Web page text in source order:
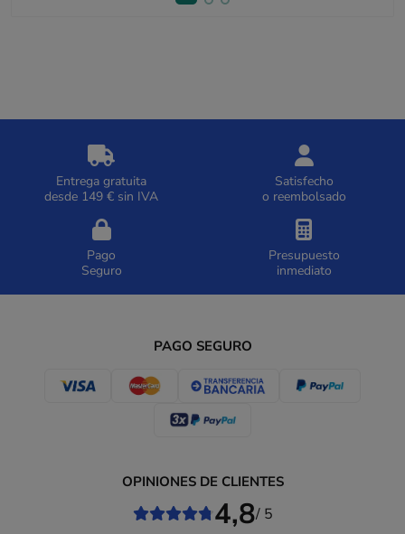
Entrega gratuita
desde 149 € sin IVA
Satisfecho
o reembolsado
Pago
Seguro
Presupuesto
inmediato
PAGO SEGURO
OPINIONES DE CLIENTES
4,8/ 5